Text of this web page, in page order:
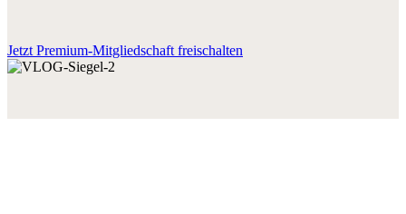
Jetzt Premium-Mitgliedschaft freischalten